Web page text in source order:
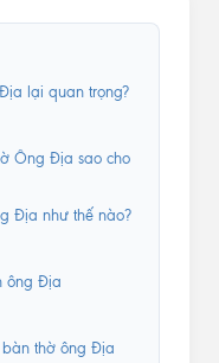
lại quan trọng?
Ông Địa sao cho
Địa như thế nào?
ông Địa
bàn thờ ông Địa